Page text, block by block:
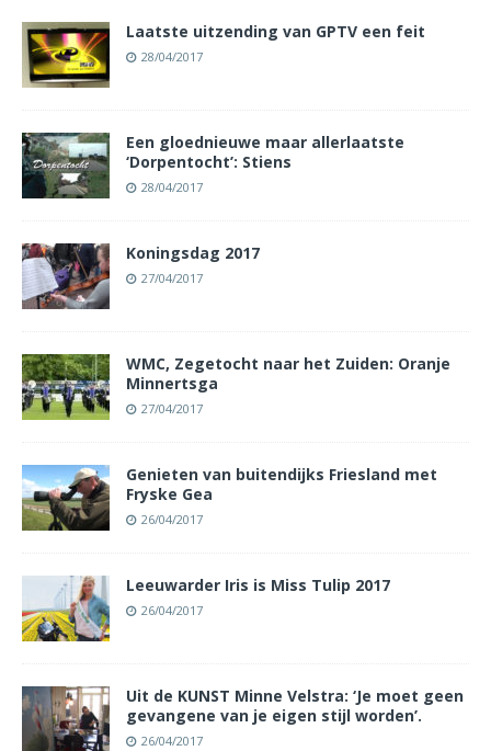
Laatste uitzending van GPTV een feit
28/04/2017
Een gloednieuwe maar allerlaatste
‘Dorpentocht’: Stiens
28/04/2017
Koningsdag 2017
27/04/2017
WMC, Zegetocht naar het Zuiden: Oranje
Minnertsga
27/04/2017
Genieten van buitendijks Friesland met
Fryske Gea
26/04/2017
Leeuwarder Iris is Miss Tulip 2017
26/04/2017
Uit de KUNST Minne Velstra: ‘Je moet geen
gevangene van je eigen stijl worden’.
26/04/2017